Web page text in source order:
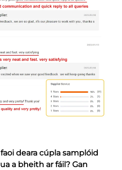
deara cúpla samplóid
a bheith ar fáil? Gan